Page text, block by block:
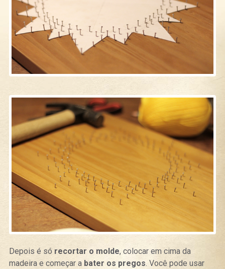
Depois é só recortar o molde, colocar em cima da
madeira e começar a bater os pregos. Você pode usar